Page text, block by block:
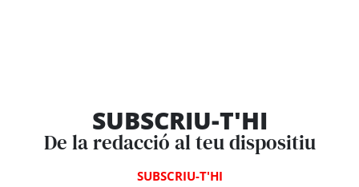
SUBSCRIU-T'HI
De la redacció al teu dispositiu
SUBSCRIU-T'HI